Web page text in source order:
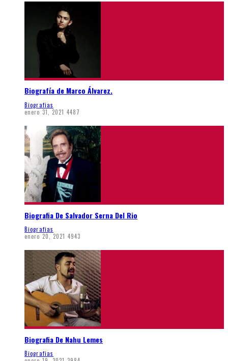
Biografía de Marco Álvarez.
Biografias
enero 31, 2021 4487
Biografia De Salvador Serna Del Rio
Biografias
enero 20, 2021 4943
Biografia De Nahu Lemes
Biografias